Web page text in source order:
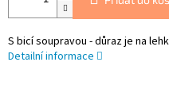
S bicí soupravou - důraz je na
Detailní informace